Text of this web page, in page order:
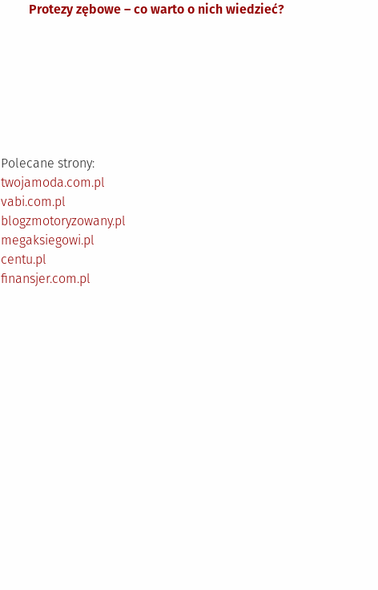
Protezy zębowe – co warto o nich wiedzieć?
Polecane strony:
twojamoda.com.pl
vabi.com.pl
blogzmotoryzowany.pl
megaksiegowi.pl
centu.pl
finansjer.com.pl